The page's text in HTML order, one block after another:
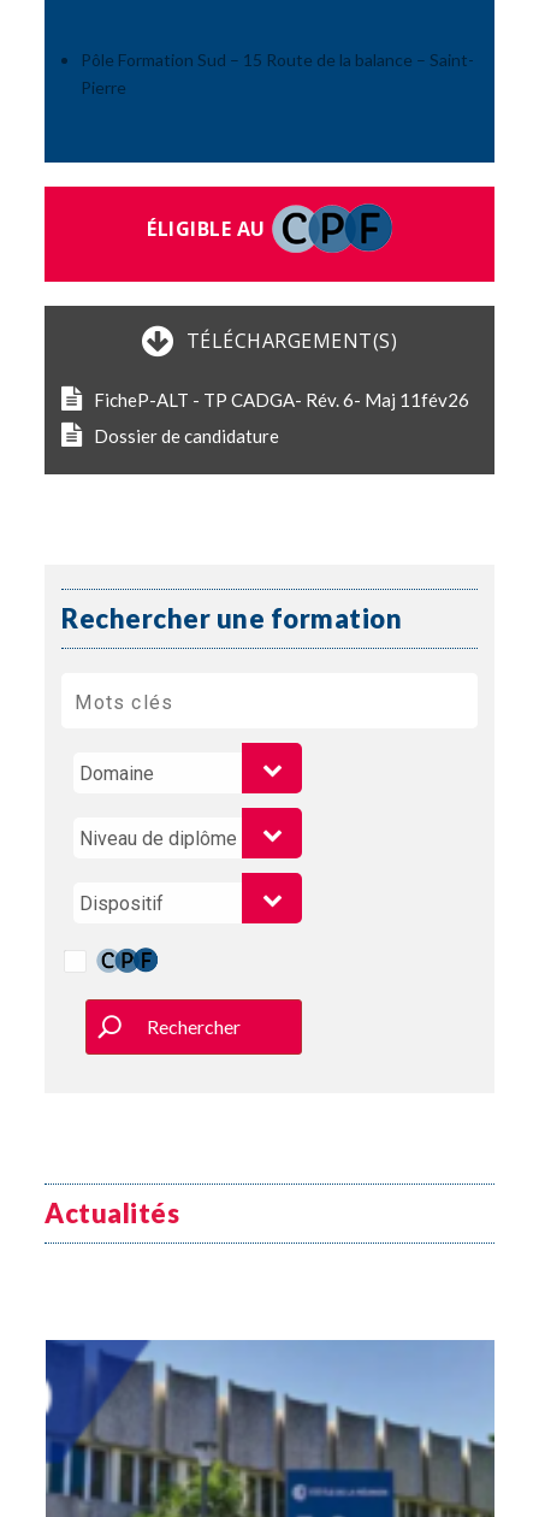
Pôle Formation Sud – 15 Route de la balance – Saint-
Pierre
ÉLIGIBLE AU
TÉLÉCHARGEMENT(S)
FicheP-ALT - TP CADGA- Rév. 6- Maj 11fév26
Dossier de candidature
Rechercher une formation
Rechercher
Actualités